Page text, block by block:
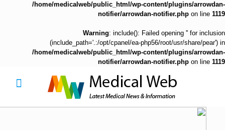
/home/medicalweb/public_html/wp-content/plugins/arrowdan-
notifier/arrowdan-notifier.php on line 1119
Warning: include(): Failed opening '' for inclusion
(include_path='.:/opt/cpanel/ea-php56/root/usr/share/pear') in
/home/medicalweb/public_html/wp-content/plugins/arrowdan-
notifier/arrowdan-notifier.php on line 1119